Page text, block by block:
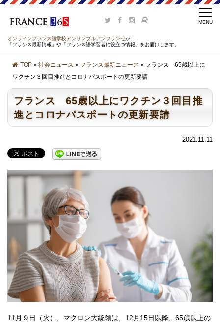
オンラインフランス語学校アンサンブルアンフランセが
「フランス最新情報」や「フランス語学習者に役立つ情報」をお届けします。
TOP » 社会ニュース » フランス最新ニュース » フランス 65歳以上に
ワクチン３回目推進とコロナパスポートの更新要請
フランス 65歳以上にワクチン３回目推
進とコロナパスポートの更新要請
2021.11.11
11月９日（火）、マクロン大統領は、12月15日以降、65歳以上の